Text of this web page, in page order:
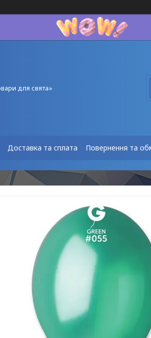
для свята»
Доставка та сплата Повернення та